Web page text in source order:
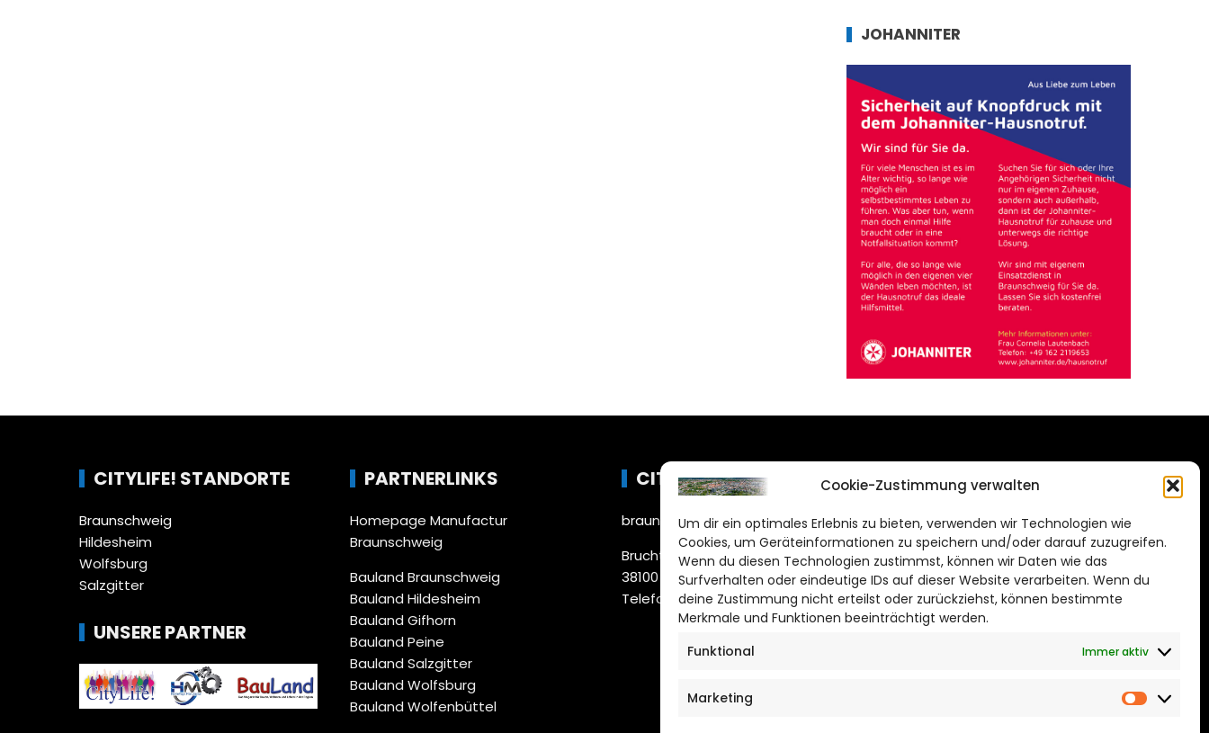
Cookie-Zustimmung verwalten
Um dir ein optimales Erlebnis zu bieten, verwenden wir Technologien wie
Cookies, um Geräteinformationen zu speichern und/oder darauf zuzugreifen.
Wenn du diesen Technologien zustimmst, können wir Daten wie das
Surfverhalten oder eindeutige IDs auf dieser Website verarbeiten. Wenn du
deine Zustimmung nicht erteilst oder zurückziehst, können bestimmte
Merkmale und Funktionen beeinträchtigt werden.
Funktional
Immer aktiv
Marketing
JOHANNITER
CITYLIFE! STANDORTE
Braunschweig
Hildesheim
Wolfsburg
Salzgitter
UNSERE PARTNER
PARTNERLINKS
Homepage Manufactur
Braunschweig
Bauland Braunschweig
Bauland Hildesheim
Bauland Gifhorn
Bauland Peine
Bauland Salzgitter
Bauland Wolfsburg
Bauland Wolfenbüttel
CITYLIFE!
braunschweig@citylifemedien.de
Bruchtorwall 12
38100 Braunschweig
Telefon: 0531 387220 – 65
DAS STADTMAGAZIN
FÜR BRAUNSCHWEIG
Impressum
Datenschutzerklärung
Cookie Richtlinie
CITYLIFE! BEI FACEBOOK